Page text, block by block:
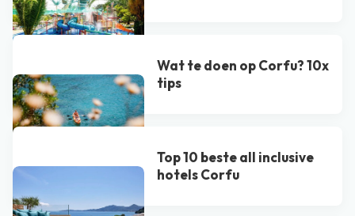
Wat te doen op Corfu? 10x
tips
Top 10 beste all inclusive
hotels Corfu